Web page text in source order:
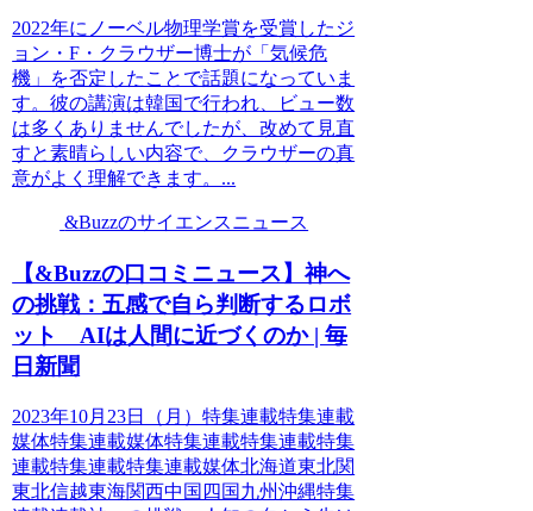
2022年にノーベル物理学賞を受賞したジ
ョン・F・クラウザー博士が「気候危
機」を否定したことで話題になっていま
す。彼の講演は韓国で行われ、ビュー数
は多くありませんでしたが、改めて見直
すと素晴らしい内容で、クラウザーの真
意がよく理解できます。...
&Buzzのサイエンスニュース
【&Buzzの口コミニュース】神へ
の挑戦：五感で自ら判断するロボ
ット AIは人間に近づくのか | 毎
日新聞
2023年10月23日（月）特集連載特集連載
媒体特集連載媒体特集連載特集連載特集
連載特集連載特集連載媒体北海道東北関
東北信越東海関西中国四国九州沖縄特集